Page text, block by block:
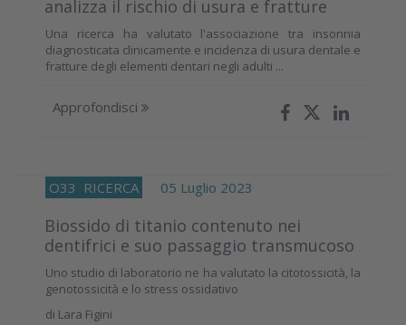
analizza il rischio di usura e fratture
Una ricerca ha valutato l'associazione tra insonnia
diagnosticata clinicamente e incidenza di usura dentale e
fratture degli elementi dentari negli adulti ...
Approfondisci
O33 RICERCA 05 Luglio 2023
Biossido di titanio contenuto nei
dentifrici e suo passaggio transmucoso
Uno studio di laboratorio ne ha valutato la citotossicità, la
genotossicità e lo stress ossidativo
di Lara Figini